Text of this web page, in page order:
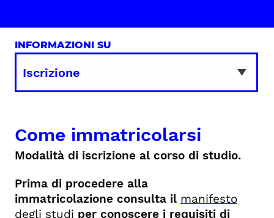
INFORMAZIONI SU
Come immatricolarsi
Modalità di iscrizione al corso di studio.
Prima di procedere alla
immatricolazione consulta il manifesto
degli studi per conoscere i requisiti di